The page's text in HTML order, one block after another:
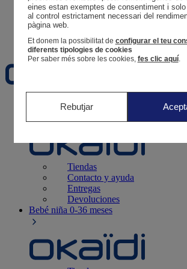
Tus pedidos
Cesta
Favoritos
Recién nacido0-12 meses
Tiendas
Contacto y ayuda
Entregas
Devoluciones
Bebé niña 0-36 meses
eines estan exemptes de consentiment i
al control estrictament necessari del
pàgina web.
Et donem la possibilitat de configurar el teu
diferents tipologies de cookies
Per saber més sobre les cookies, fes clic aquí.
Rebutjar